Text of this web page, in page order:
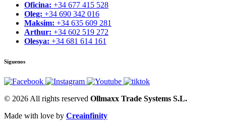
Oficina: +34 677 415 528
Oleg: +34 690 342 016
Maksim: +34 635 609 281
Arthur: +34 602 519 272
Olesya: +34 681 614 161
Siguenos
© 2026 All rights reserved Ollmaxx Trade Systems S.L.
Made with love by Creainfinity